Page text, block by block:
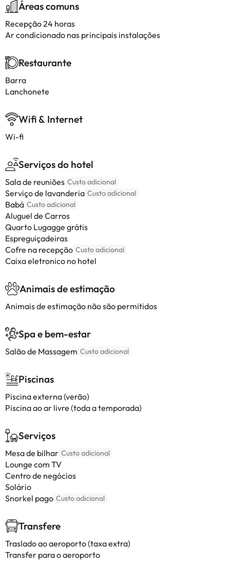
Áreas comuns
Recepção 24 horas
Ar condicionado nas principais instalações
Restaurante
Barra
Lanchonete
Wifi & Internet
Wi-fi
Serviços do hotel
Sala de reuniões Custo adicional
Serviço de lavanderia Custo adicional
Babá Custo adicional
Aluguel de Carros
Quarto Lugagge grátis
Espreguiçadeiras
Cofre na recepção Custo adicional
Caixa eletronico no hotel
Animais de estimação
Animais de estimação não são permitidos
Spa e bem-estar
Salão de Massagem Custo adicional
Piscinas
Piscina externa (verão)
Piscina ao ar livre (toda a temporada)
Serviços
Mesa de bilhar Custo adicional
Lounge com TV
Centro de negócios
Solário
Snorkel pago Custo adicional
Transfere
Traslado ao aeroporto (taxa extra)
Transfer para o aeroporto